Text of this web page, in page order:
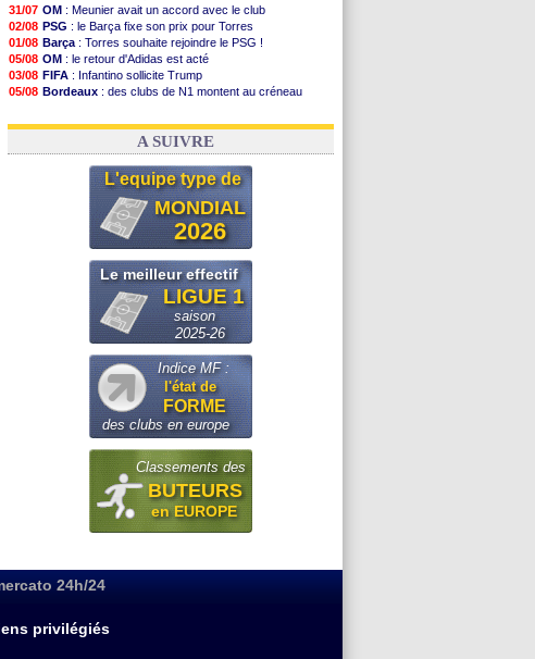
31/07 OM : Meunier avait un accord avec le club
02/08 PSG : le Barça fixe son prix pour Torres
01/08 Barça : Torres souhaite rejoindre le PSG !
05/08 OM : le retour d'Adidas est acté
03/08 FIFA : Infantino sollicite Trump
05/08 Bordeaux : des clubs de N1 montent au créneau
03/08 Real: le démenti de Leipzig pour Diomandé
A SUIVRE
L'equipe type de
MONDIAL
2026
Le meilleur effectif
LIGUE 1
saison
2025-26
Indice MF :
l'état de
FORME
des clubs en europe
Classements des
BUTEURS
en EUROPE
24h/24
privilégiés